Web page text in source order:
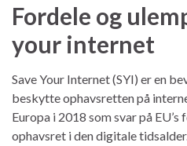
Fordele og
your internet
Save Your Internet (SYI) er en
beskytte ophavsretten på
Europa i 2018 som svar på
ophavsret i den digitale tidsalder.